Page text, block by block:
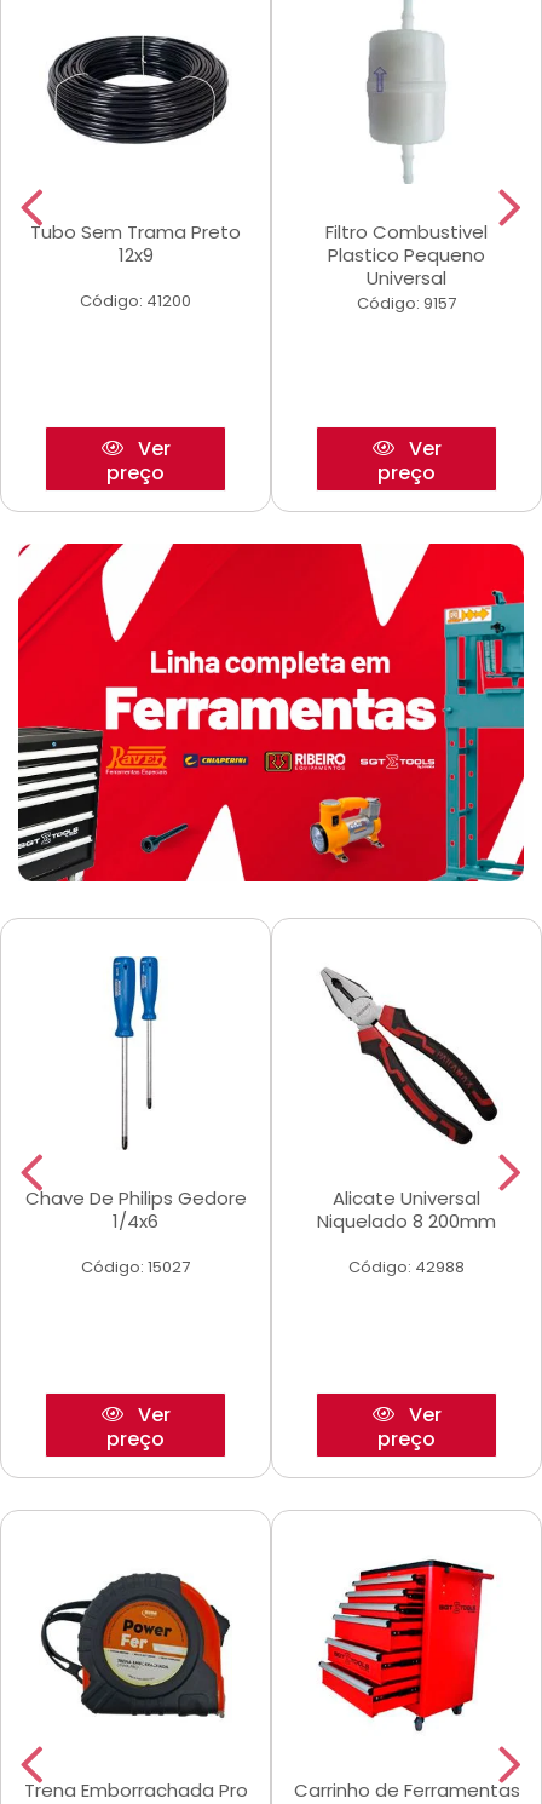
Tubo Sem Trama Preto
12x9
Código: 41200
Ver
preço
Filtro Combustivel
Plastico Pequeno
Universal
Código: 9157
Ver
preço
Chave De Philips Gedore
1/4x6
Código: 15027
Ver
preço
Alicate Universal
Niquelado 8 200mm
Código: 42988
Ver
preço
Trena Emborrachada Pro
Carrinho de Ferramentas